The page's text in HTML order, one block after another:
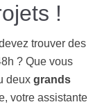
!
trouver des
? Que vous
deux grands
votre assistante